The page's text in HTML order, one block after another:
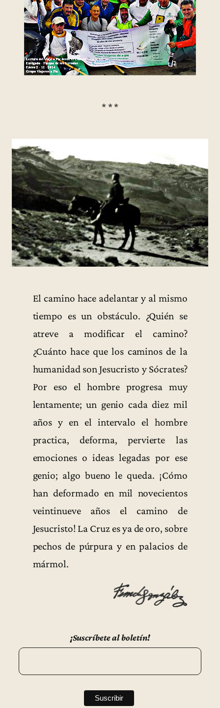
* * *
El camino hace adelantar y al mismo
tiempo es un obstáculo. ¿Quién se
atreve a modificar el camino?
¿Cuánto hace que los caminos de la
humanidad son Jesucristo y Sócrates?
Por eso el hombre progresa muy
lentamente; un genio cada diez mil
años y en el intervalo el hombre
practica, deforma, pervierte las
emociones o ideas legadas por ese
genio; algo bueno le queda. ¡Cómo
han deformado en mil novecientos
veintinueve años el camino de
Jesucristo! La Cruz es ya de oro, sobre
pechos de púrpura y en palacios de
mármol.
¡Suscríbete al boletín!